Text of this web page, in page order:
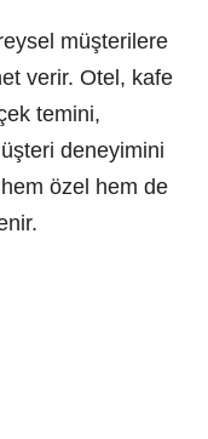
müşterilere
verir. Otel, kafe
temini,
deneyimini
özel hem de